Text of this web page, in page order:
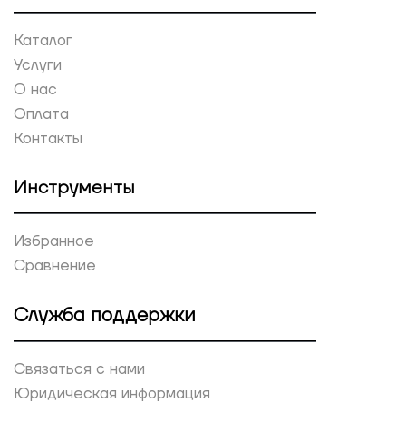
Каталог
Услуги
О нас
Оплата
Контакты
Инструменты
Избранное
Сравнение
Служба поддержки
Связаться с нами
Юридическая информация